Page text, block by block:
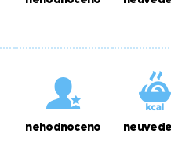
nehodnoceno